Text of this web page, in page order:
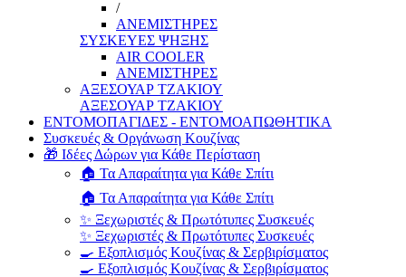
/
ΑΝΕΜΙΣΤΗΡΕΣ
ΣΥΣΚΕΥΕΣ ΨΗΞΗΣ
AIR COOLER
ΑΝΕΜΙΣΤΗΡΕΣ
ΑΞΕΣΟΥΑΡ ΤΖΑΚΙΟΥ
ΑΞΕΣΟΥΑΡ ΤΖΑΚΙΟΥ
ΕΝΤΟΜΟΠΑΓΙΔΕΣ - ΕΝΤΟΜΟΑΠΩΘΗΤΙΚΑ
Συσκευές & Οργάνωση Κουζίνας
🎁 Ιδέες Δώρων για Κάθε Περίσταση
🏠 Τα Απαραίτητα για Κάθε Σπίτι
🏠 Τα Απαραίτητα για Κάθε Σπίτι
✨ Ξεχωριστές & Πρωτότυπες Συσκευές
✨ Ξεχωριστές & Πρωτότυπες Συσκευές
🍳 Εξοπλισμός Κουζίνας & Σερβιρίσματος
🍳 Εξοπλισμός Κουζίνας & Σερβιρίσματος